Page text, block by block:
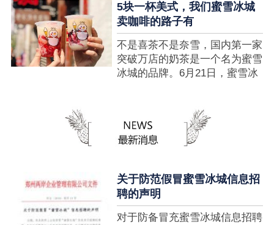
了，这个连名字都没怎么听过的
奶茶店，怎么就悄咪咪地开了这
么多家了？ 也许大家对
5000 家店是什么量级没什么概
念，我来给对....
5块一杯美式，我们蜜雪冰城
卖咖啡的路子有
不是喜茶不是奈雪，国内第一家
突破万店的奶茶是一个名为蜜雪
冰城的品牌。6月21日，蜜雪冰
家，买多少送多少”的横幅，这
个自1997年开始营业的街边奶
茶店正逐渐展露它的锋芒。不过
关于防范假冒蜜雪冰城信息招
聘的声明
对于防备冒充蜜雪冰城信息招聘